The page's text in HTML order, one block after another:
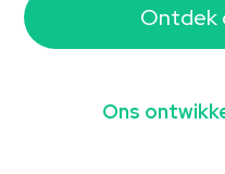
Ontdek
Ons